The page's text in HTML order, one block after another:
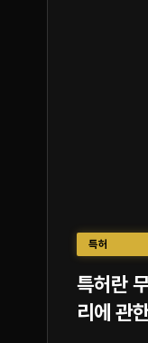
특허
특허란
리에 관